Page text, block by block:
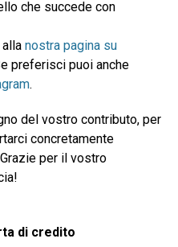
che succede con
nostra pagina su
preferisci puoi anche
.
del vostro contributo, per
concretamente
per il vostro
di credito